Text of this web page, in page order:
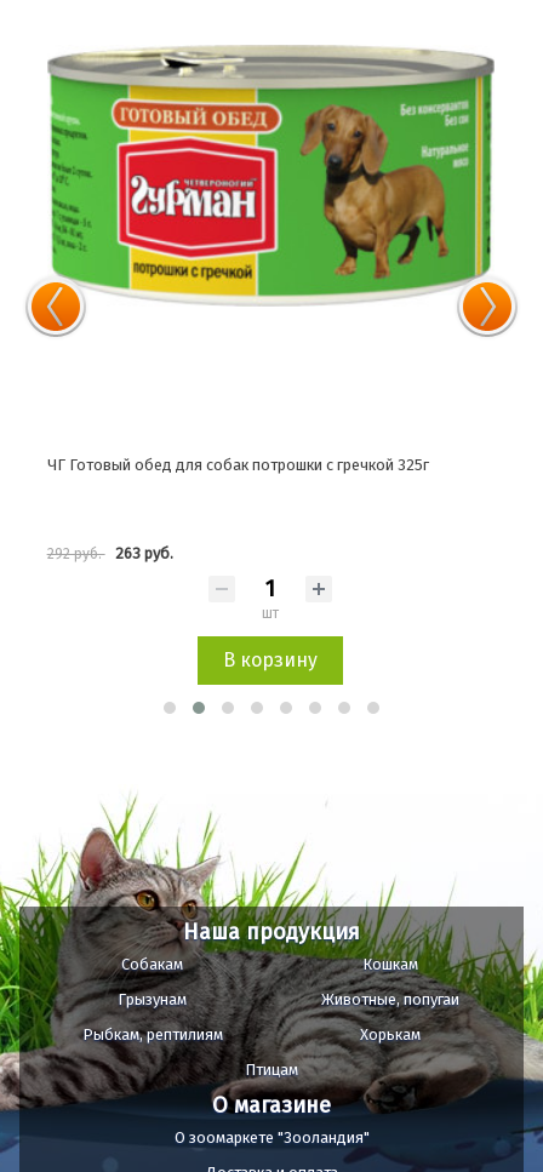
ЧГ Готовый обед для собак потрошки с гречкой 325г
292 руб. 263 руб.
шт
В корзину
Наша продукция
Собакам
Кошкам
Грызунам
Животные, попугаи
Рыбкам, рептилиям
Хорькам
Птицам
О магазине
О зоомаркете "Зооландия"